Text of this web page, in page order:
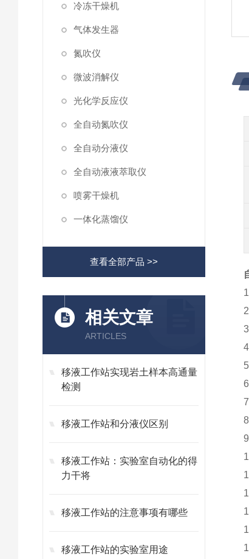
冷冻干燥机
气体发生器
氮吹仪
微波消解仪
光化学反应仪
全自动氮吹仪
全自动分液仪
全自动液液萃取仪
喷雾干燥机
一体化蒸馏仪
查看全部产品 >>
相关文章
ARTICLES
移液工作站实现岩土样本高通量
检测
移液工作站和分液仪区别
移液工作站：实验室自动化的得
力干将
移液工作站的注意事项有哪些
移液工作站的实验室用途